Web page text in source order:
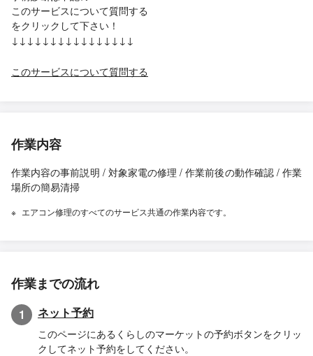
このサービスについて質問する
をクリックして下さい！
↓↓↓↓↓↓↓↓↓↓↓↓↓↓↓↓
このサービスについて質問する
作業内容
作業内容の事前説明 / 対象家電の修理 / 作業前後の動作確認 / 作業
場所の簡易清掃
エアコン修理のすべてのサービス共通の作業内容です。
作業までの流れ
1 ネット予約
このページにあるくらしのマーケットの予約ボタンをクリッ
クしてネット予約をしてください。